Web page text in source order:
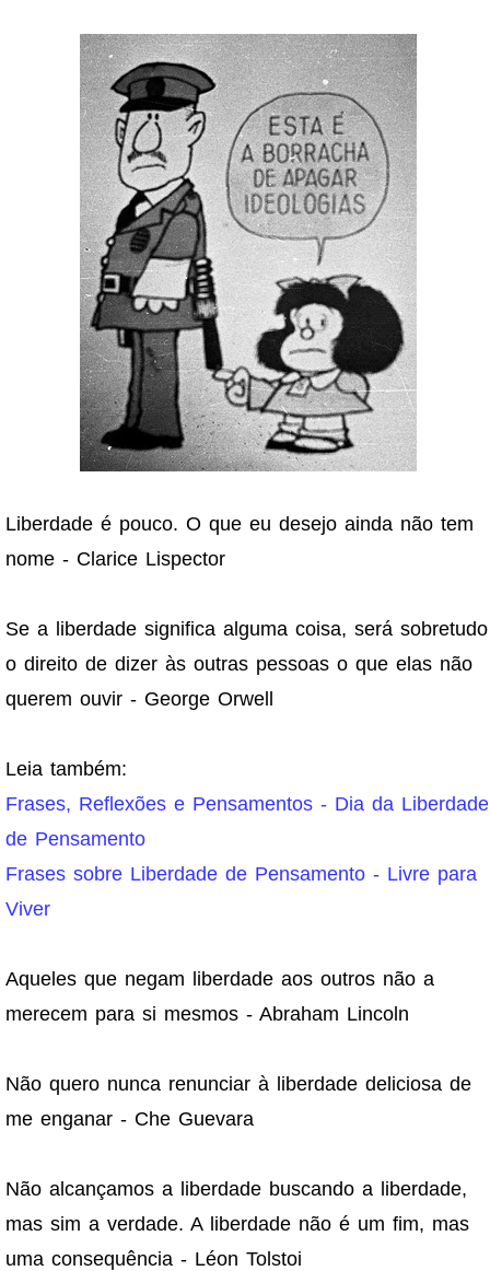
Liberdade é pouco. O que eu desejo ainda não tem
nome - Clarice Lispector
Se a liberdade significa alguma coisa, será sobretudo
o direito de dizer às outras pessoas o que elas não
querem ouvir - George Orwell
Leia também:
Frases, Reflexões e Pensamentos - Dia da Liberdade
de Pensamento
Frases sobre Liberdade de Pensamento - Livre para
Viver
Aqueles que negam liberdade aos outros não a
merecem para si mesmos - Abraham Lincoln
Não quero nunca renunciar à liberdade deliciosa de
me enganar - Che Guevara
Não alcançamos a liberdade buscando a liberdade,
mas sim a verdade. A liberdade não é um fim, mas
uma consequência - Léon Tolstoi